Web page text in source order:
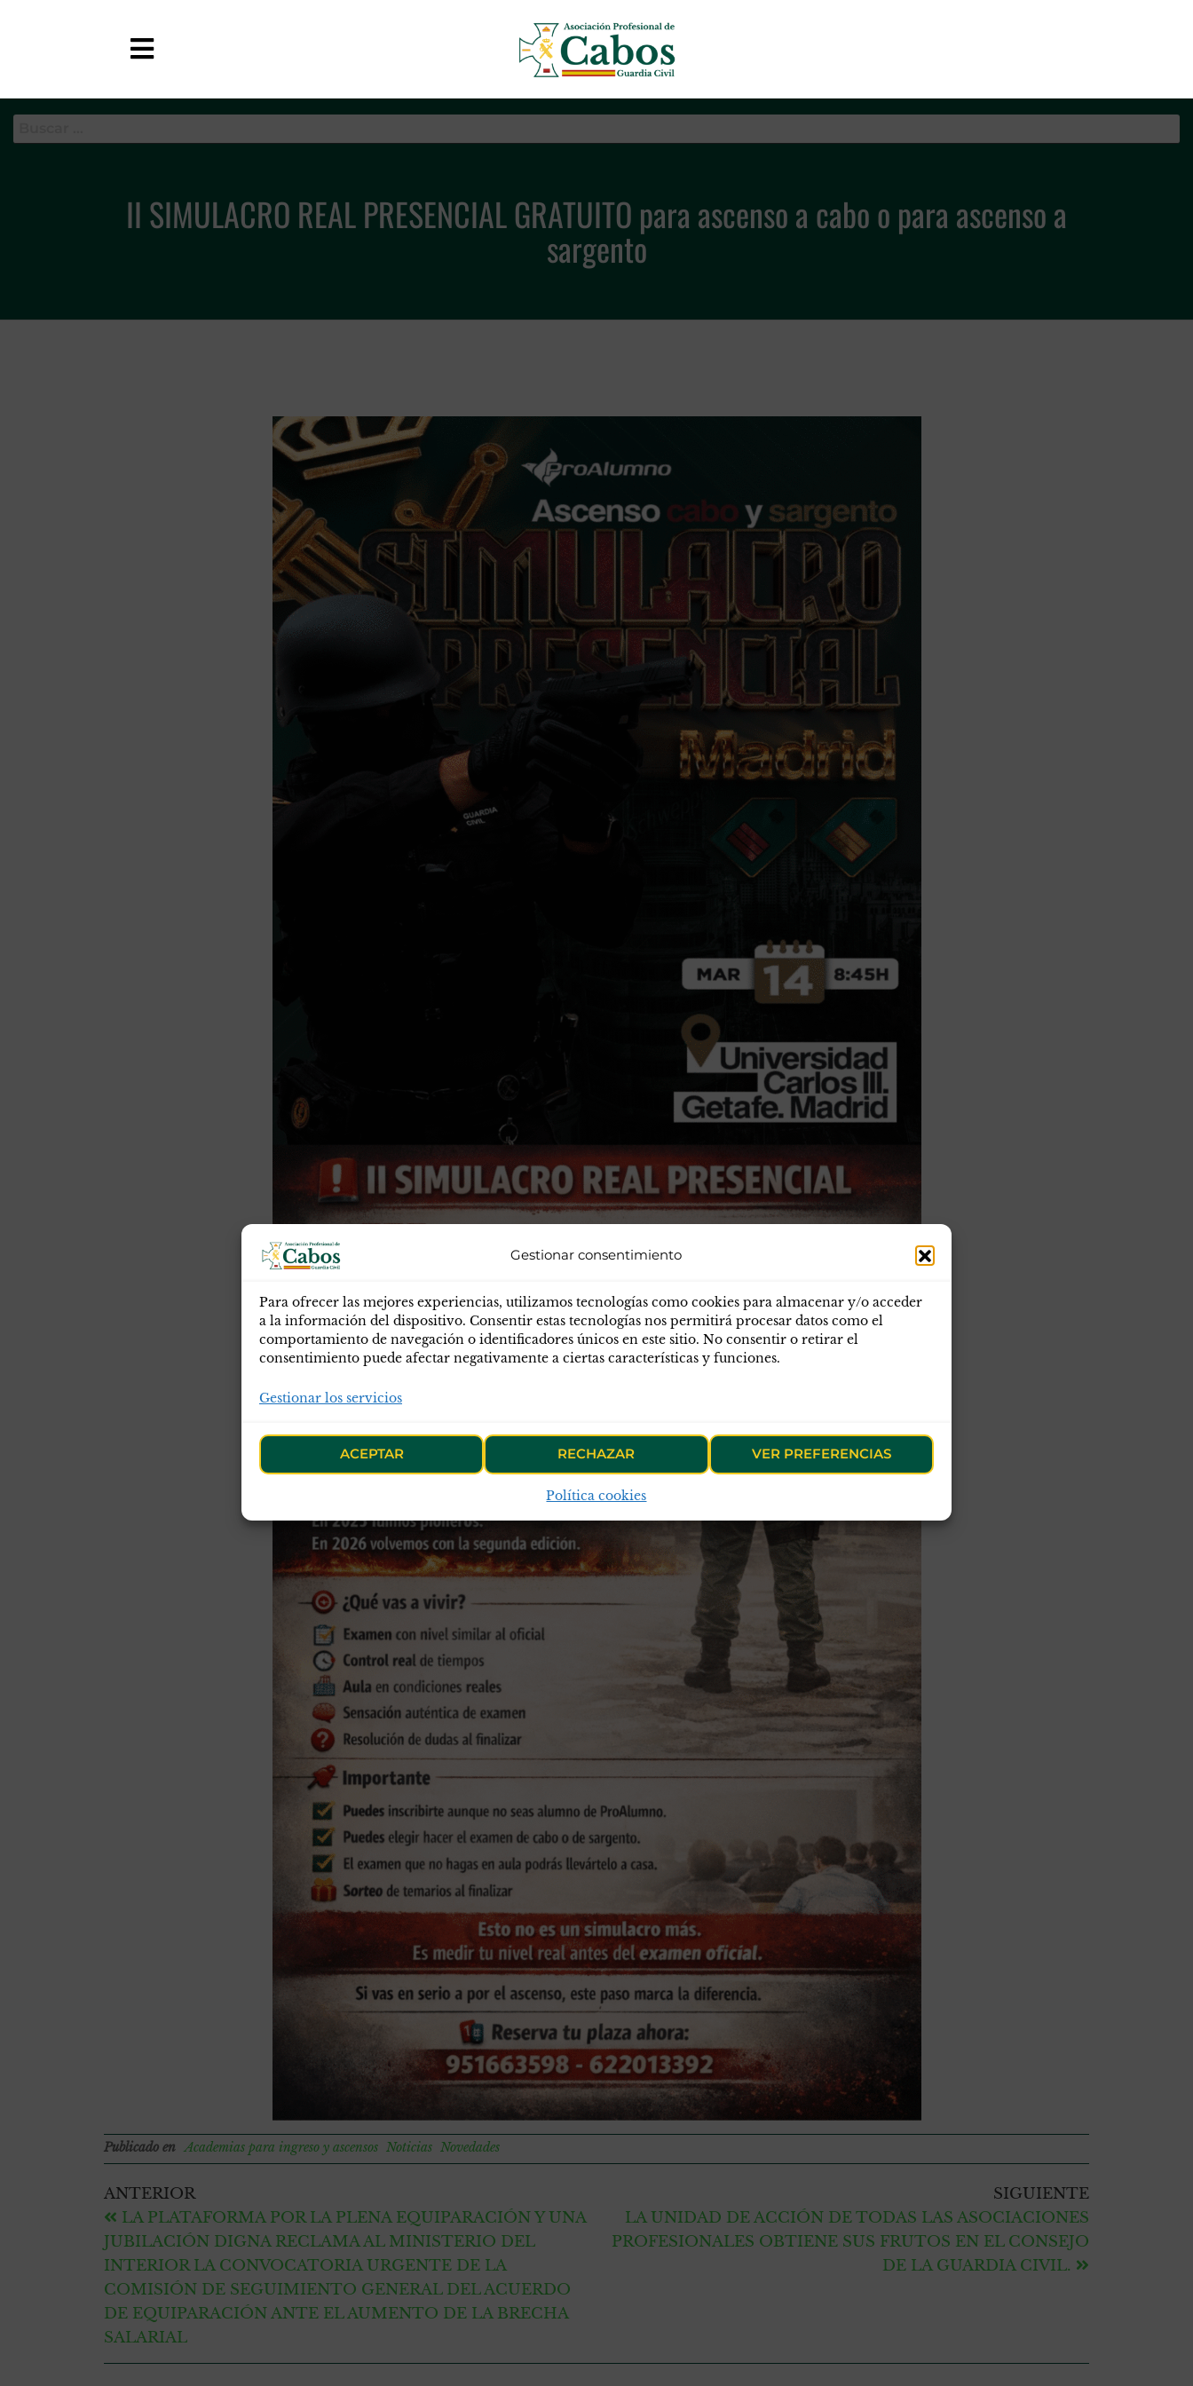
Gestionar consentimiento
Para ofrecer las mejores experiencias, utilizamos tecnologías como cookies para almacenar y/o acceder
a la información del dispositivo. Consentir estas tecnologías nos permitirá procesar datos como el
comportamiento de navegación o identificadores únicos en este sitio. No consentir o retirar el
consentimiento puede afectar negativamente a ciertas características y funciones.
Gestionar los servicios
ACEPTAR RECHAZAR VER PREFERENCIAS
Política cookies
APC-GC Asociación Profesional de Cabos de la Guardia Civil
II SIMULACRO REAL PRESENCIAL GRATUITO para ascenso a cabo o para ascenso a
sargento
Publicado en Academias para ingreso y ascensos Noticias Novedades
ANTERIOR
LA PLATAFORMA POR LA PLENA EQUIPARACIÓN Y UNA
JUBILACIÓN DIGNA RECLAMA AL MINISTERIO DEL
INTERIOR LA CONVOCATORIA URGENTE DE LA
COMISIÓN DE SEGUIMIENTO GENERAL DEL ACUERDO
DE EQUIPARACIÓN ANTE EL AUMENTO DE LA BRECHA
SALARIAL
SIGUIENTE
LA UNIDAD DE ACCIÓN DE TODAS LAS ASOCIACIONES
PROFESIONALES OBTIENE SUS FRUTOS EN EL CONSEJO
DE LA GUARDIA CIVIL.